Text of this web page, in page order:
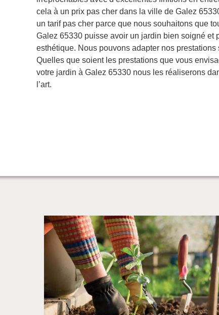
cela à un prix pas cher dans la ville de Galez
un tarif pas cher parce que nous souhaitons que
Galez 65330 puisse avoir un jardin bien soigné et
esthétique. Nous pouvons adapter nos prestations
Quelles que soient les prestations que vous
votre jardin à Galez 65330 nous les réaliserons
l’art.